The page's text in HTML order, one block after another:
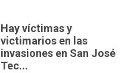
Hay víctimas y
victimarios en las
invasiones en San José
Tec...